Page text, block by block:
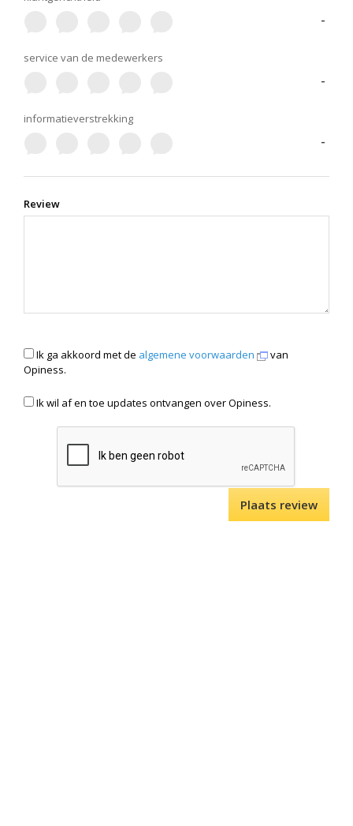
-
service van de medewerkers
-
informatieverstrekking
-
Review
Ik ga akkoord met de algemene voorwaarden
van
Opiness.
Ik wil af en toe updates ontvangen over Opiness.